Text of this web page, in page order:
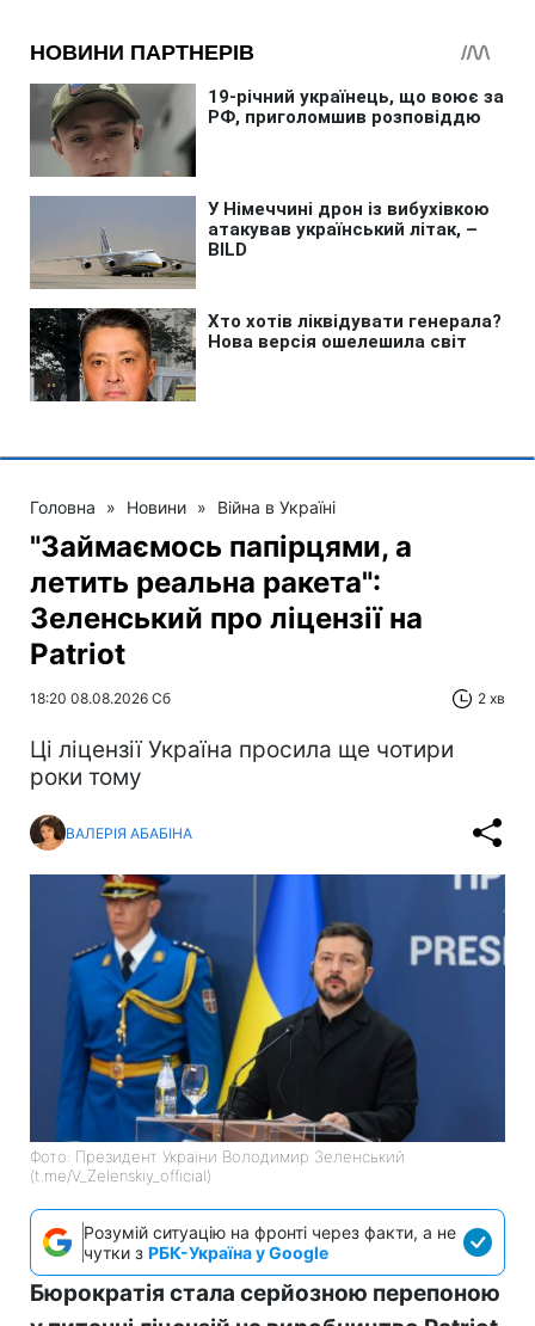
Головна » Новини » Війна в Україні
"Займаємось папірцями, а
летить реальна ракета":
Зеленський про ліцензії на
Patriot
18:20 08.08.2026 Сб 2 хв
Ці ліцензії Україна просила ще чотири
роки тому
ВАЛЕРІЯ АБАБІНА
Фото: Президент України Володимир Зеленський
(t.me/V_Zelenskiy_official)
Розумій ситуацію на фронті через факти, а не
чутки з РБК-Україна у Google
Бюрократія стала серйозною перепоною